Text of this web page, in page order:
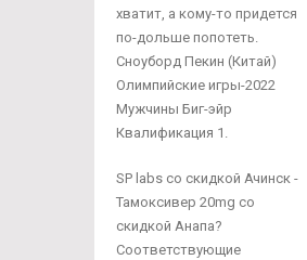
хватит, а кому-то придется
по-дольше попотеть.
Сноуборд Пекин (Китай)
Олимпийские игры-2022
Мужчины Биг-эйр
Квалификация 1.
SP labs со скидкой Ачинск -
Тамоксивер 20mg со
скидкой Анапа?
Соответствующие